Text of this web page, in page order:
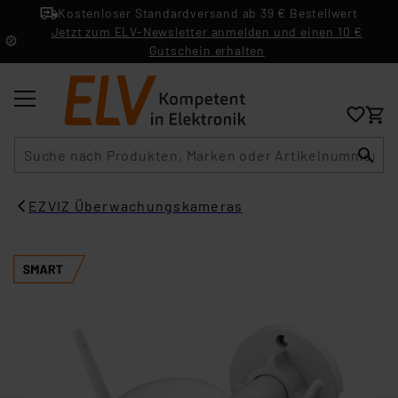
Kostenloser Standardversand ab 39 € Bestellwert
Jetzt zum ELV-Newsletter anmelden und einen 10 €
Gutschein erhalten
EZVIZ Überwachungskameras